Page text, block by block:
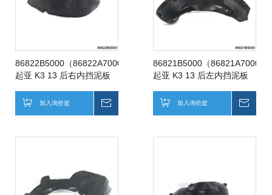
86822B5000（86822A7000）
起亚 K3 13 后右内挡泥板
加入询价篮
86821B5000（86821A7000）
起亚 K3 13 后左内挡泥板
加入询价篮